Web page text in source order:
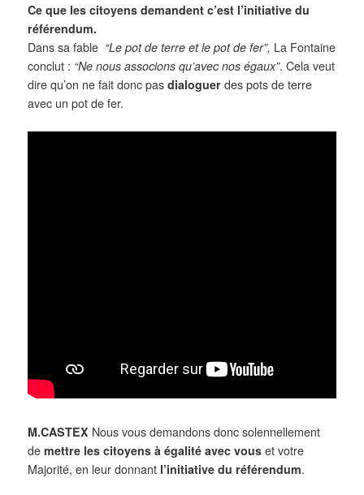
Ce que les citoyens demandent c’est l’initiative du
référendum.
Dans sa fable “Le pot de terre et le pot de fer”, La Fontaine
conclut : “Ne nous associons qu’avec nos égaux”. Cela veut
dire qu’on ne fait donc pas dialoguer des pots de terre
avec un pot de fer.
M.CASTEX Nous vous demandons donc solennellement
demettre les citoyensà égalité avec vous et votre
Majorité, en leur donnant l’initiative du référendum.